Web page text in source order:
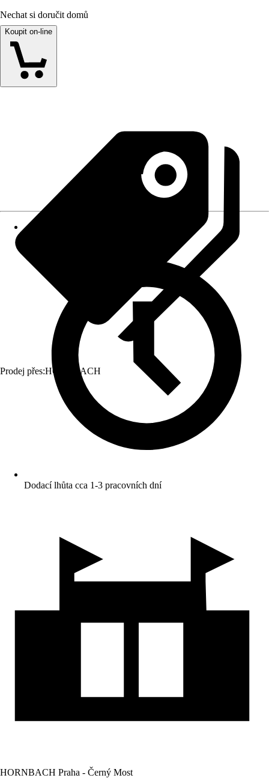
Nechat si doručit domů
Koupit on-line
Prodej přes:HORNBACH
Dodací lhůta cca 1-3 pracovních dní
HORNBACH Praha - Černý Most